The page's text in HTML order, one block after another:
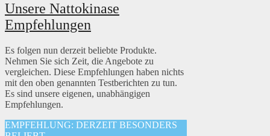
Unsere Nattokinase
Empfehlungen
Es folgen nun derzeit beliebte Produkte.
Nehmen Sie sich Zeit, die Angebote zu
vergleichen. Diese Empfehlungen haben nichts
mit den oben genannten Testberichten zu tun.
Es sind unsere eigenen, unabhängigen
Empfehlungen.
EMPFEHLUNG: DERZEIT BESONDERS